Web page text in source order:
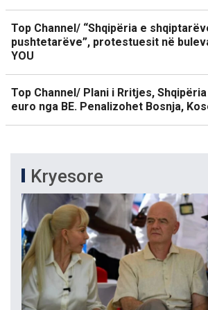
Top Channel/ “Shqipëria e
pushtetarëve”, protestuesit në
YOU
Top Channel/ Plani i Rritjes,
euro nga BE. Penalizohet Bosnja,
Kryesore